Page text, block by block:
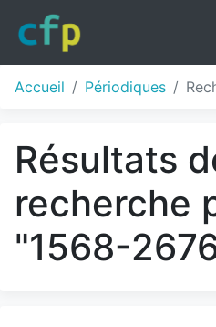
Accueil Périodiques
Résultats
recherche
"1568-